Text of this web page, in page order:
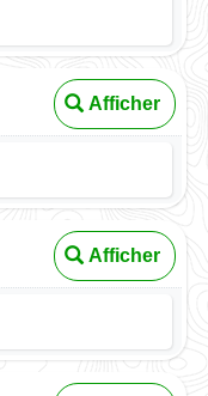
Afficher
Afficher